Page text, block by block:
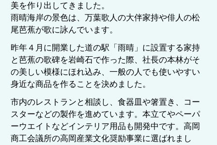
美を作り出してきました。
雨晴海岸の景色は、万葉歌人の大伴家持や俳人の松
尾芭蕉が歌に詠んでいます。
昨年４月に開業した道の駅「雨晴」に設置する家持
と芭蕉の歌碑を岩崎石で作った際、社長の本林がそ
の美しい模様にほれ込み、一般の人でも使いやすい
身近な商品を作ることを決めました。
市内のレストランと相談し、食器皿や箸置き、コー
スターなどの製作を進めています。本立てやペーパ
ーウエイトなどインテリア用品も開発中です。高岡
商工会議所の高岡産業文化奨励事業に選ばれまし